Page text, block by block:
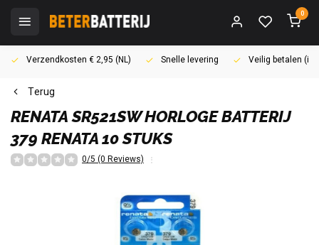
0
Verzendkosten € 2,95 (NL) Snelle levering Veilig betalen
Terug
RENATA SR521SW HORLOGE BATTERIJ
379 RENATA 10 STUKS
0/5 (0 Reviews)